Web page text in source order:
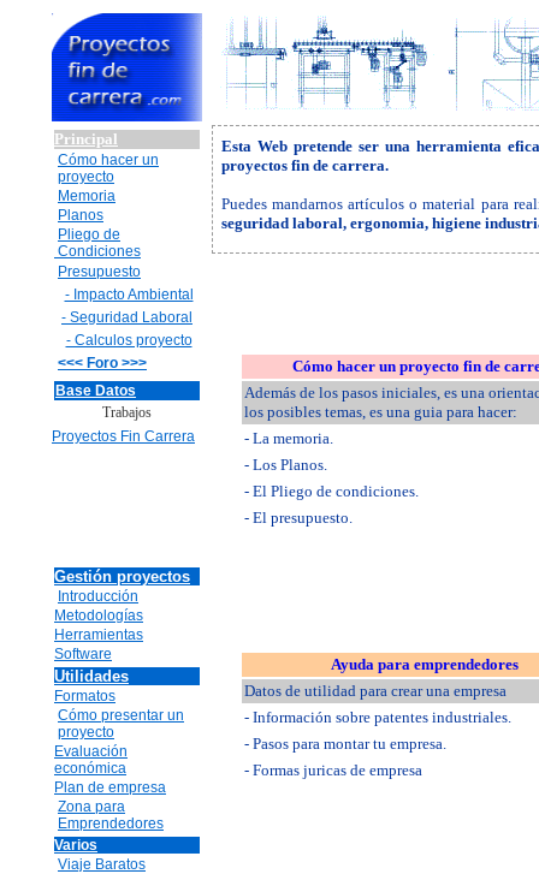
Principal
Cómo hacer un
proyecto
Memoria
Planos
Pliego de
Condiciones
Presupuesto
- Impacto Ambiental
- Seguridad Laboral
- Calculos proyecto
<<< Foro >>>
Base Datos
Trabajos
Proyectos Fin Carrera
Gestión proyectos
Introducción
Metodologías
Herramientas
Software
Utilidades
Formatos
Cómo presentar un
proyecto
Evaluación
económica
Plan de empresa
Zona para
Emprendedores
Varios
Viaje Baratos
Esta Web pretende ser una herramienta
proyectos fin de carrera.
Puedes mandarnos artículos o material para
seguridad laboral, ergonomia, higiene
Cómo hacer un proyecto fin de
Además de los pasos iniciales, es una
los posibles temas, es una guia para hacer:
- La memoria.
- Los Planos.
- El Pliego de condiciones.
- El presupuesto.
Ayuda para emprendedores
Datos de utilidad para crear una empresa
- Información sobre patentes industriales.
- Pasos para montar tu empresa.
- Formas juricas de empresa